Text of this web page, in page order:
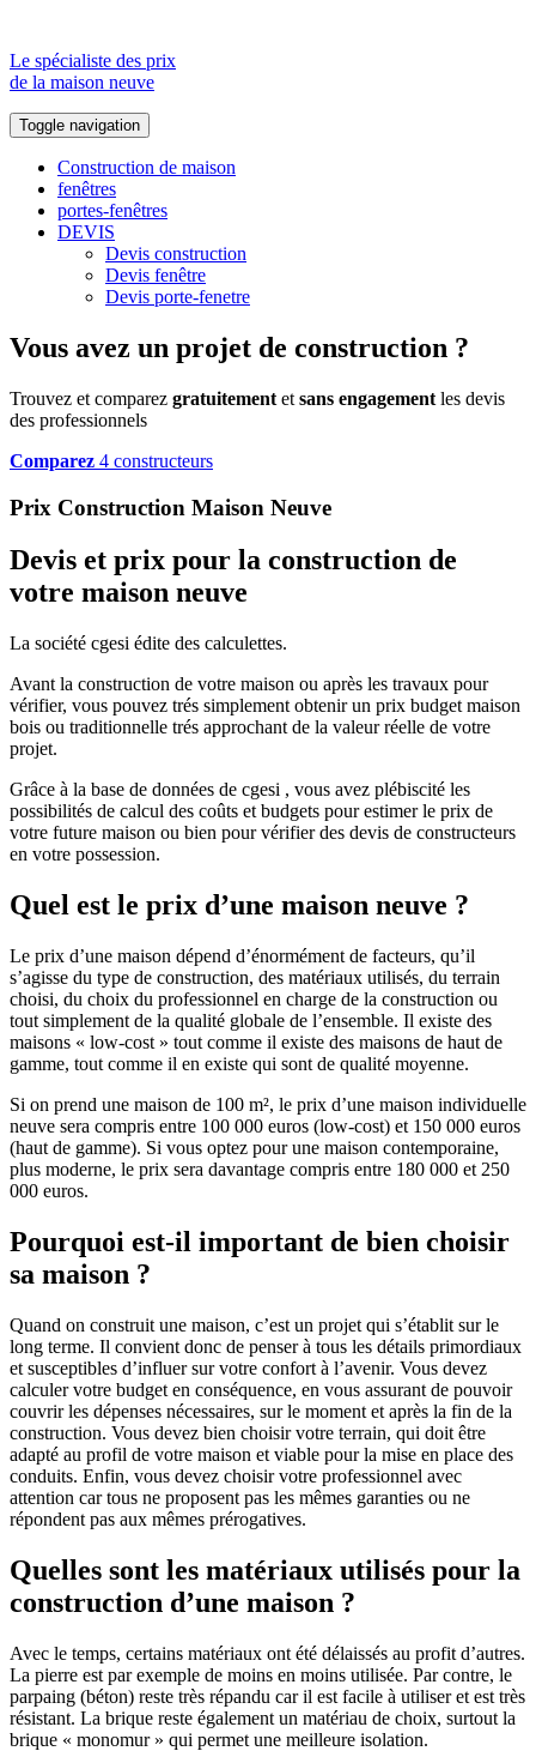
Le spécialiste des prix
de la maison neuve
Toggle navigation
Construction de maison
fenêtres
portes-fenêtres
DEVIS
Devis construction
Devis fenêtre
Devis porte-fenetre
Vous avez un projet de construction ?
Trouvez et comparez gratuitement et sans engagement les devis
des professionnels
Comparez 4 constructeurs
Prix Construction Maison Neuve
Devis et prix pour la construction de
votre maison neuve
La société cgesi édite des calculettes.
Avant la construction de votre maison ou après les travaux pour
vérifier, vous pouvez trés simplement obtenir un prix budget maison
bois ou traditionnelle trés approchant de la valeur réelle de votre
projet.
Grâce à la base de données de cgesi , vous avez plébiscité les
possibilités de calcul des coûts et budgets pour estimer le prix de
votre future maison ou bien pour vérifier des devis de constructeurs
en votre possession.
Quel est le prix d’une maison neuve ?
Le prix d’une maison dépend d’énormément de facteurs, qu’il
s’agisse du type de construction, des matériaux utilisés, du terrain
choisi, du choix du professionnel en charge de la construction ou
tout simplement de la qualité globale de l’ensemble. Il existe des
maisons « low-cost » tout comme il existe des maisons de haut de
gamme, tout comme il en existe qui sont de qualité moyenne.
Si on prend une maison de 100 m², le prix d’une maison individuelle
neuve sera compris entre 100 000 euros (low-cost) et 150 000 euros
(haut de gamme). Si vous optez pour une maison contemporaine,
plus moderne, le prix sera davantage compris entre 180 000 et 250
000 euros.
Pourquoi est-il important de bien choisir
sa maison ?
Quand on construit une maison, c’est un projet qui s’établit sur le
long terme. Il convient donc de penser à tous les détails primordiaux
et susceptibles d’influer sur votre confort à l’avenir. Vous devez
calculer votre budget en conséquence, en vous assurant de pouvoir
couvrir les dépenses nécessaires, sur le moment et après la fin de la
construction. Vous devez bien choisir votre terrain, qui doit être
adapté au profil de votre maison et viable pour la mise en place des
conduits. Enfin, vous devez choisir votre professionnel avec
attention car tous ne proposent pas les mêmes garanties ou ne
répondent pas aux mêmes prérogatives.
Quelles sont les matériaux utilisés pour la
construction d’une maison ?
Avec le temps, certains matériaux ont été délaissés au profit d’autres.
La pierre est par exemple de moins en moins utilisée. Par contre, le
parpaing (béton) reste très répandu car il est facile à utiliser et est très
résistant. La brique reste également un matériau de choix, surtout la
brique « monomur » qui permet une meilleure isolation.